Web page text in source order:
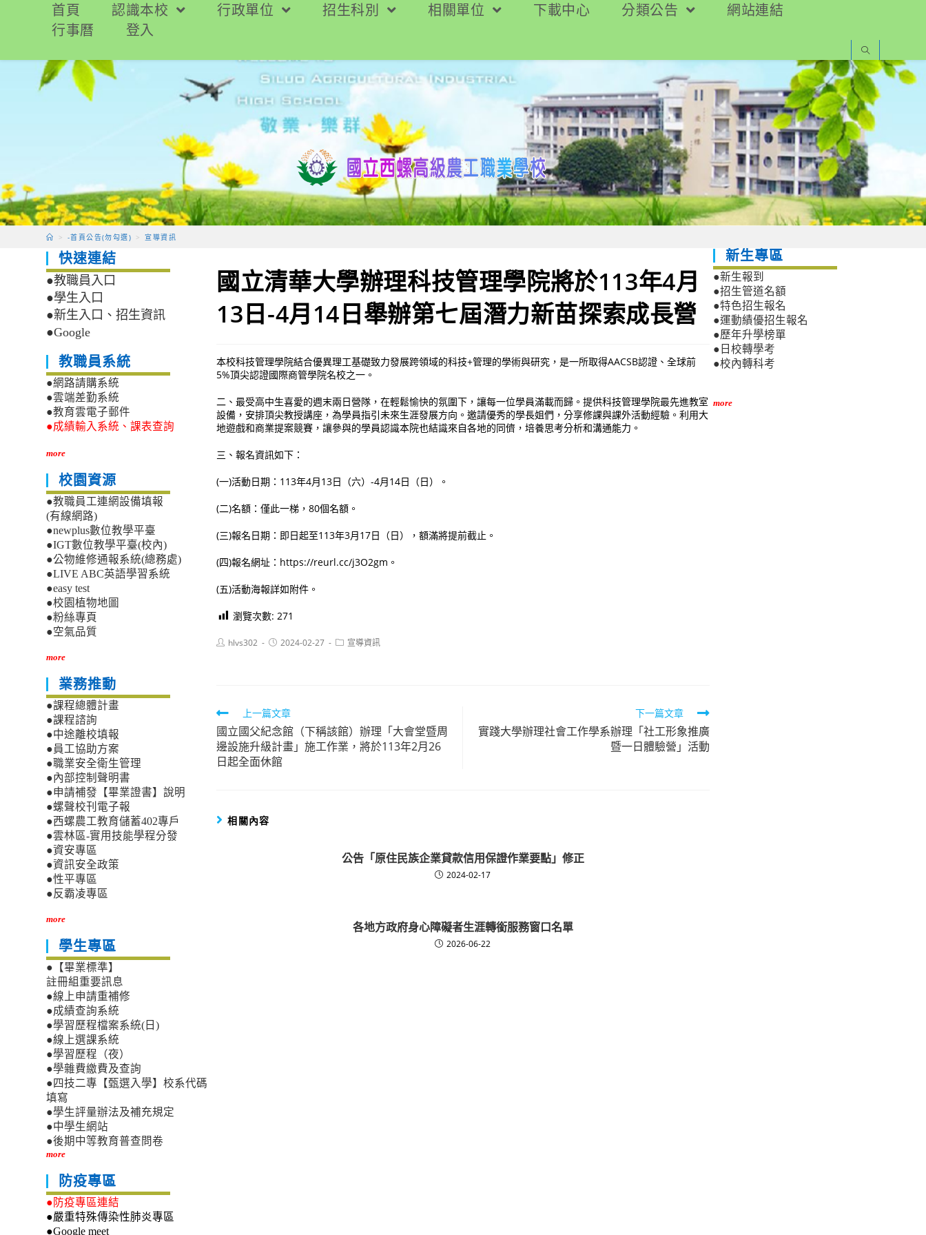
要
首頁 認識本校 行政單位 招生科別 相關單位 下載中心 分類公告
網站連結
行事曆
登入
> -首頁公告(勿勾選) > 宣導資訊
國立清華大學辦理科技管理學院將於113年4月
13日-4月14日舉辦第七屆潛力新苗探索成長營
本校科技管理學院結合優異理工基礎致力發展跨領域的科技+管理的學術與研究，是一所取得AACSB認證、全球前
5%頂尖認證國際商管學院名校之一。
二、最受高中生喜愛的週末兩日營隊，在輕鬆愉快的氛圍下，讓每一位學員滿載而歸。提供科技管理學院最先進教室
設備，安排頂尖教授講座，為學員指引未來生涯發展方向。邀請優秀的學長姐們，分享修課與課外活動經驗。利用大
地遊戲和商業提案競賽，讓參與的學員認識本院也結識來自各地的同儕，培養思考分析和溝通能力。
三、報名資訊如下：
(一)活動日期：113年4月13日（六）-4月14日（日）。
(二)名額：僅此一梯，80個名額。
(三)報名日期：即日起至113年3月17日（日），額滿將提前截止。
(四)報名網址：https://reurl.cc/j3O2gm。
(五)活動海報詳如附件。
瀏覽次數: 271
Posthlvs302
Post2024-02-27
Post宣導資訊
Read
more
articles
上一篇文章
國立國父紀念館（下稱該館）辦理「大會堂暨周
邊設施升級計畫」施工作業，將於113年2月26
日起全面休館
下一篇文章
實踐大學辦理社會工作學系辦理「社工形象推廣
暨一日體驗營」活動
相關內容
公告「原住民族企業貸款信用保證作業要點」修正
2024-02-17
各地方政府身心障礙者生涯轉銜服務窗口名單
2026-06-22
快速連結
●教職員入口
●學生入口
●新生入口、招生資訊
●Google
教職員系統
●網路請購系統
●雲端差勤系統
●教育雲電子郵件
●成績輸入系統、課表查詢
more
校園資源
●教職員工連網設備填報
(有線網路)
●newplus數位教學平臺
●IGT數位教學平臺(校內)
●公物維修通報系統(總務處)
●LIVE ABC英語學習系統
●easy test
●校園植物地圖
●粉絲專頁
●空氣品質
more
業務推動
●課程總體計畫
●課程諮詢
●中途離校填報
●員工協助方案
●職業安全衛生管理
●內部控制聲明書
●申請補發【畢業證書】說明
●螺聲校刊電子報
●西螺農工教育儲蓄402專戶
●雲林區-實用技能學程分發
●資安專區
●資訊安全政策
●性平專區
●反霸凌專區
more
學生專區
●【畢業標準】
註冊組重要訊息
●線上申請重補修
●成績查詢系統
●學習歷程檔案系統(日)
●線上選課系統
●學習歷程（夜）
●學雜費繳費及查詢
●四技二專【甄選入學】校系代碼
填寫
●學生評量辦法及補充規定
●中學生網站
●後期中等教育普查問卷
more
防疫專區
●防疫專區連結
●嚴重特殊傳染性肺炎專區
●Google meet
新生專區
●新生報到
●招生管道名額
●特色招生報名
●運動績優招生報名
●歷年升學榜單
●日校轉學考
●校內轉科考
more